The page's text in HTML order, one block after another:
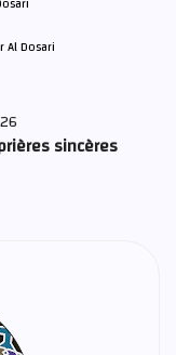
Al Dosari
sincères